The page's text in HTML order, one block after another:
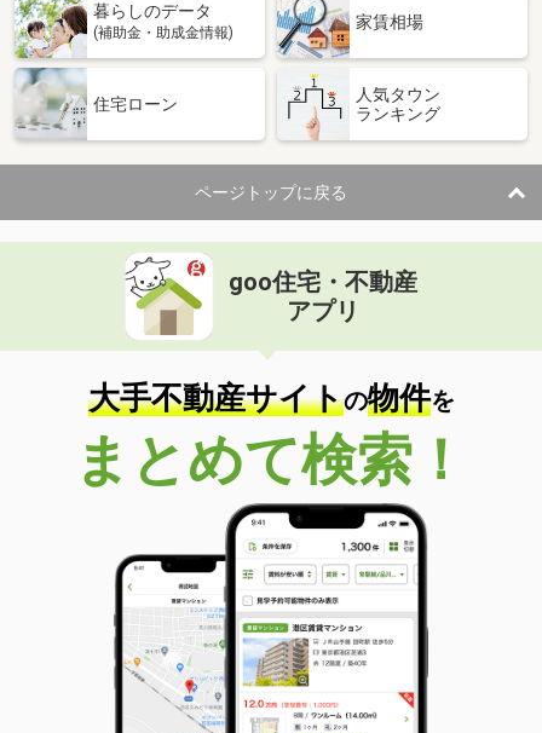
暮らしのデータ
(補助金・助成金情報)
家賃相場
住宅ローン
人気タウン
ランキング
ページトップに戻る
goo住宅・不動産
アプリ
大手不動産サイトの物件を
まとめて検索！